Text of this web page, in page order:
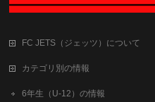
FC JETS（ジェッツ）について
カテゴリ別の情報
6年生（U-12）の情報